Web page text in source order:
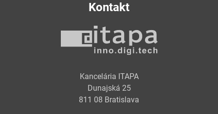
Kontakt
Kancelária ITAPA
Dunajská 25
811 08 Bratislava